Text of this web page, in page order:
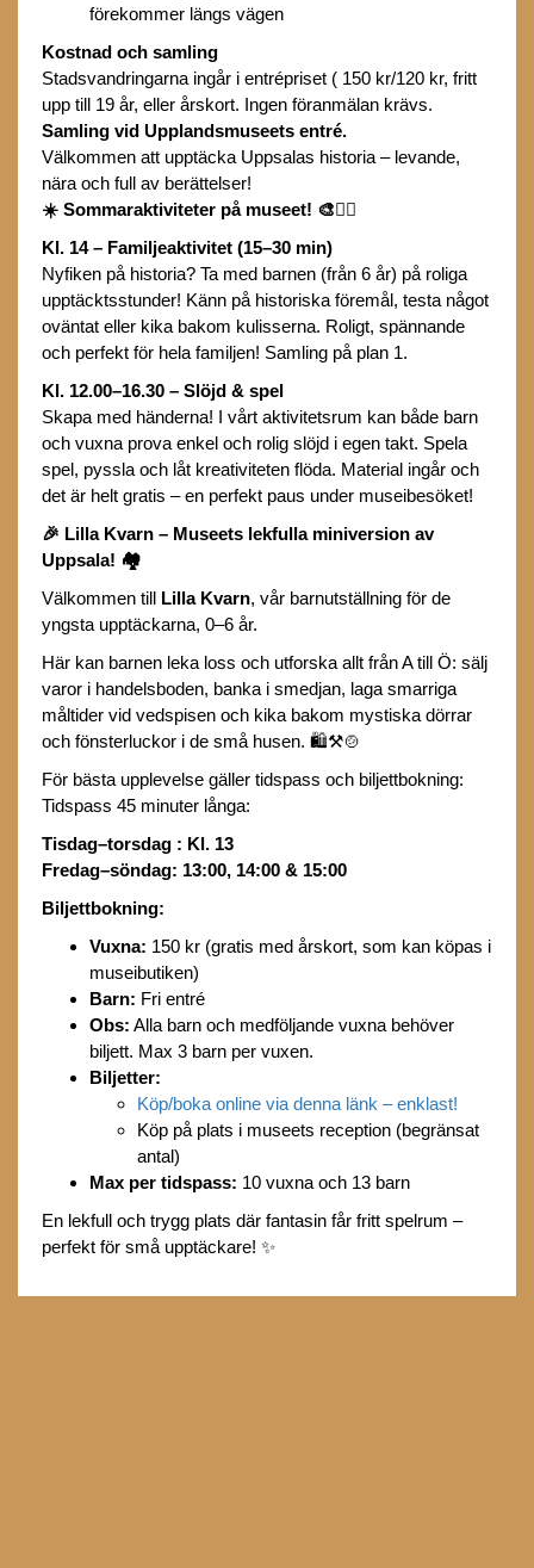
förekommer längs vägen
Kostnad och samling
Stadsvandringarna ingår i entrépriset ( 150 kr/120 kr, fritt
upp till 19 år, eller årskort. Ingen föranmälan krävs.
Samling vid Upplandsmuseets entré.
Välkommen att upptäcka Uppsalas historia – levande,
nära och full av berättelser!
☀️ Sommaraktiviteter på museet! 🎨🕵️‍♀️
Kl. 14 – Familjeaktivitet (15–30 min)
Nyfiken på historia? Ta med barnen (från 6 år) på roliga
upptäcktsstunder! Känn på historiska föremål, testa något
oväntat eller kika bakom kulisserna. Roligt, spännande
och perfekt för hela familjen! Samling på plan 1.
Kl. 12.00–16.30 – Slöjd & spel
Skapa med händerna! I vårt aktivitetsrum kan både barn
och vuxna prova enkel och rolig slöjd i egen takt. Spela
spel, pyssla och låt kreativiteten flöda. Material ingår och
det är helt gratis – en perfekt paus under museibesöket!
🎉 Lilla Kvarn – Museets lekfulla miniversion av
Uppsala! 🏘️
Välkommen till Lilla Kvarn, vår barnutställning för de
yngsta upptäckarna, 0–6 år.
Här kan barnen leka loss och utforska allt från A till Ö: sälj
varor i handelsboden, banka i smedjan, laga smarriga
måltider vid vedspisen och kika bakom mystiska dörrar
och fönsterluckor i de små husen. 🛍️⚒️🍲
För bästa upplevelse gäller tidspass och biljettbokning:
Tidspass 45 minuter långa:
Tisdag–torsdag : Kl. 13
Fredag–söndag: 13:00, 14:00 & 15:00
Biljettbokning:
Vuxna: 150 kr (gratis med årskort, som kan köpas i
museibutiken)
Barn: Fri entré
Obs: Alla barn och medföljande vuxna behöver
biljett. Max 3 barn per vuxen.
Biljetter:
Köp/boka online via denna länk – enklast!
Köp på plats i museets reception (begränsat
antal)
Max per tidspass: 10 vuxna och 13 barn
En lekfull och trygg plats där fantasin får fritt spelrum –
perfekt för små upptäckare! ✨